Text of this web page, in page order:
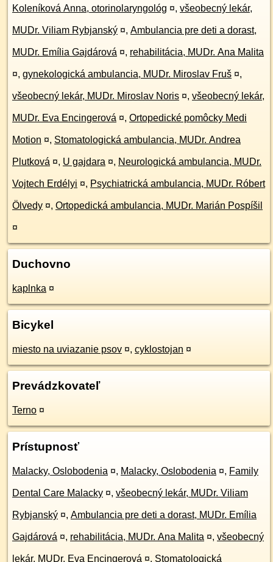
Koleníková Anna, otorinolaryngológ ¤, všeobecný lekár,
MUDr. Viliam Rybjanský ¤, Ambulancia pre deti a dorast,
MUDr. Emília Gajdárová ¤, rehabilitácia, MUDr. Ana Malita
¤, gynekologická ambulancia, MUDr. Miroslav Fruš ¤,
všeobecný lekár, MUDr. Miroslav Noris ¤, všeobecný lekár,
MUDr. Eva Encingerová ¤, Ortopedické pomôcky Medi
Motion ¤, Stomatologická ambulancia, MUDr. Andrea
Plutková ¤, U gajdara ¤, Neurologická ambulancia, MUDr.
Vojtech Erdélyi ¤, Psychiatrická ambulancia, MUDr. Róbert
Ölvedy ¤, Ortopedická ambulancia, MUDr. Marián Pospíšil
¤
Duchovno
kaplnka ¤
Bicykel
miesto na uviazanie psov ¤, cyklostojan ¤
Prevádzkovateľ
Terno ¤
Prístupnosť
Malacky, Oslobodenia ¤, Malacky, Oslobodenia ¤, Family
Dental Care Malacky ¤, všeobecný lekár, MUDr. Viliam
Rybjanský ¤, Ambulancia pre deti a dorast, MUDr. Emília
Gajdárová ¤, rehabilitácia, MUDr. Ana Malita ¤, všeobecný
lekár, MUDr. Eva Encingerová ¤, Stomatologická